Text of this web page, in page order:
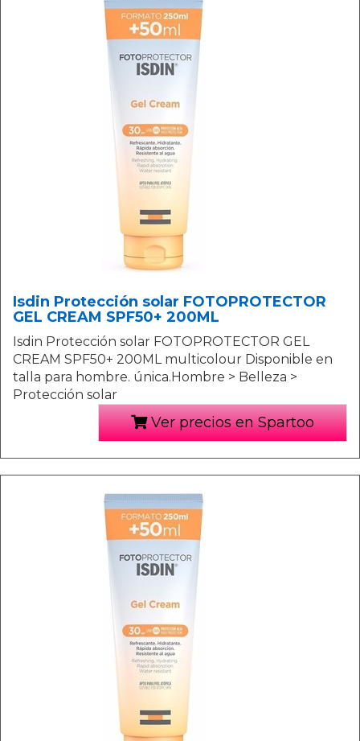
Isdin Protección solar FOTOPROTECTOR
GEL CREAM SPF50+ 200ML
Isdin Protección solar FOTOPROTECTOR GEL
CREAM SPF50+ 200ML multicolour Disponible en
talla para hombre. única.Hombre > Belleza >
Protección solar
Ver precios en Spartoo